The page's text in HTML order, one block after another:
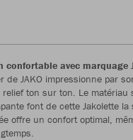
confortable avec marquage
de JAKO impressionne par
ton sur ton. Le matériau
font de cette Jakolette
offre un confort optimal,